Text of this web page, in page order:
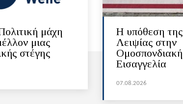
μάχη
μιας
στέγης
Η υπόθεση της
Λειψίας στην
Ομοσπονδιακή
Εισαγγελία
07.08.2026